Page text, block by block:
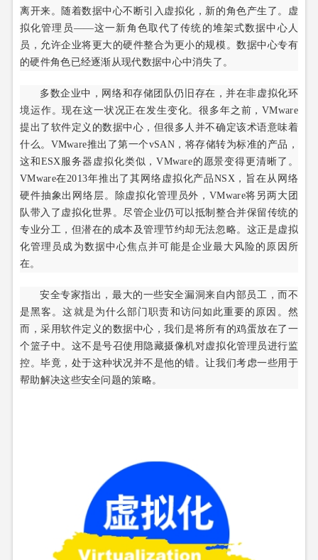
离开来。随着数据中心不断引入虚拟化，新的角色产生了。虚
拟化管理员——这一新角色取代了传统的堆架式数据中心人
员，允许企业将更大的硬件整合为更小的规模。数据中心专有
的硬件角色已经逐渐从现代数据中心中消失了。
多数企业中，网络和存储团队仍旧存在，并在非虚拟化环
境运作。现在这一状况正在发生变化。很多年之前，VMware
提出了软件定义的数据中心，但很多人并不确定该术语意味着
什么。VMware推出了第一个vSAN，将存储转为标准的产品，
这和ESX服务器虚拟化类似，VMware的愿景变得更清晰了。
VMware在2013年推出了其网络虚拟化产品NSX，旨在从网络
硬件抽象出网络层。除虚拟化管理员外，VMware将另两大团
队带入了虚拟化世界。尽管企业仍可以抵制整合并保留传统的
专业分工，但潜在的成本及管理节约却无法忽略。这正是虚拟
化管理员成为数据中心焦点并可能是企业最大风险的原因所
在。
安全专家指出，最大的一些安全漏洞来自内部员工，而不
是黑客。这就是为什么部门职责和访问如此重要的原因。然
而，采用软件定义的数据中心，我们是将所有的鸡蛋放在了一
个篮子中。这不是号召使用隐藏摄像机对虚拟化管理员进行监
控。毕竟，处于这种状况并不是他的错。让我们考虑一些用于
帮助解决这些安全问题的策略。